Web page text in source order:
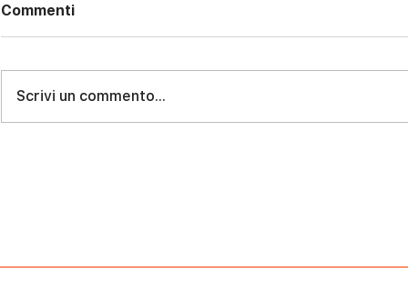
Commenti
Scrivi un commento...